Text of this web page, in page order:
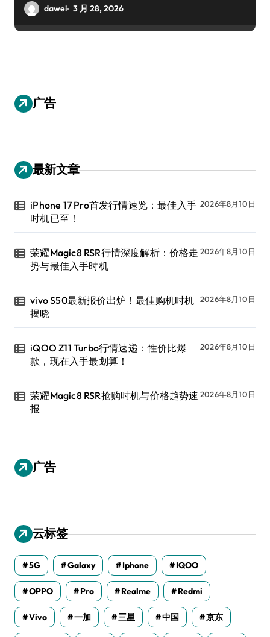
dawei 3 月 28, 2026
广告
最新文章
iPhone 17 Pro首发行情速览：最佳入手
时机已至！
2026年8月10日
荣耀Magic8 RSR行情深度解析：价格走
势与最佳入手时机
2026年8月10日
vivo S50最新报价出炉！最佳购机时机
揭晓
2026年8月10日
iQOO Z11 Turbo行情速递：性价比爆
款，现在入手最划算！
2026年8月10日
荣耀Magic8 RSR抢购时机与价格趋势速
报
2026年8月10日
广告
云标签
5G Galaxy Iphone IQOO
OPPO Pro Realme Redmi
Vivo 一加 三星 中国 京东